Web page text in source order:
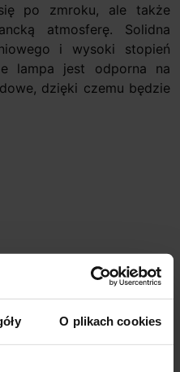
O plikach cookies
po zmroku, ale także
atmosferę. Solidna
i wysoki stopień
lampa jest odporna na
dzięki czemu będzie
sztuczne